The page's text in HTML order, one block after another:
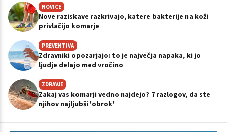
NOVICE
Nove raziskave razkrivajo, katere bakterije na koži
privlačijo komarje
PREVENTIVA
Zdravniki opozarjajo: to je največja napaka, ki jo
ljudje delajo med vročino
ZDRAVJE
Zakaj vas komarji vedno najdejo? 7 razlogov, da ste
njihov najljubši 'obrok'